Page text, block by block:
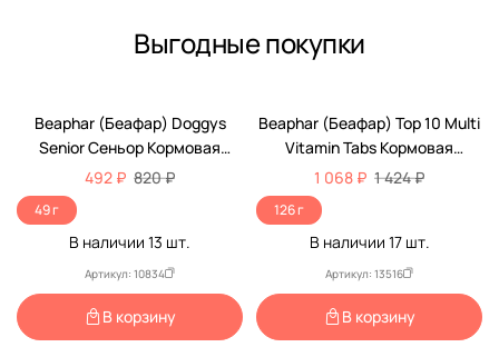
Выгодные покупки
-40%
Beaphar (Беафар) Doggys
Senior Сеньор Кормовая
Витаминная Добавка Для
Пожилых Собак 75шт 11519
492 ₽ 820 ₽
49 г
В наличии 13 шт.
Артикул: 10834
В корзину
-25%
Beaphar (Беафар) Top 10 Multi
Vitamin Tabs Кормовая
Витаминная Добавка Для
Собак 180шт 12542
1 068 ₽ 1 424 ₽
126 г
В наличии 17шт.
Артикул: 13516
В корзину